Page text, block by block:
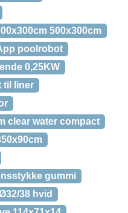
500x300cm
poolrobot
0,25KW
til liner
clear water compact
gummi
38 hvid